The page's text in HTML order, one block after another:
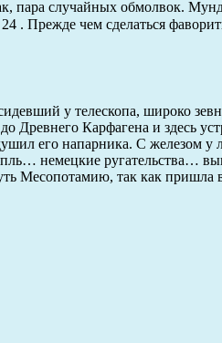
пара случайных обмолвок.
чем сделаться
у телескопа, широко
Карфагена и здесь
его напарника. С железом у
немецкие ругательства…
Месопотамию, так как пришла